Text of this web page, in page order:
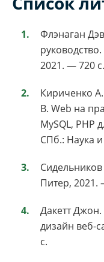
Флэнаган
2021. — 720 с.
Кириченко
В. Web на
MySQL, PHP
СПб.: Наука
Питер, 2021.
Дакетт Джон.
дизайн веб-
с.